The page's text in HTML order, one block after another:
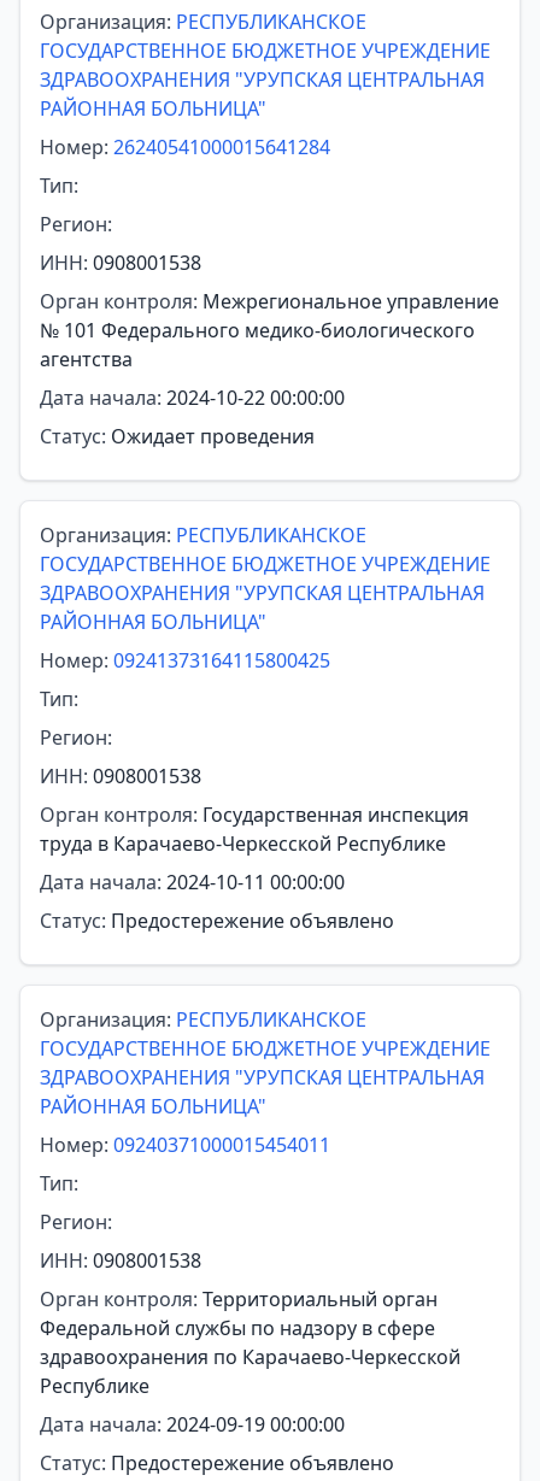
Организация: РЕСПУБЛИКАНСКОЕ
ГОСУДАРСТВЕННОЕ БЮДЖЕТНОЕ УЧРЕЖДЕНИЕ
ЗДРАВООХРАНЕНИЯ "УРУПСКАЯ ЦЕНТРАЛЬНАЯ
РАЙОННАЯ БОЛЬНИЦА"
Номер: 26240541000015641284
Тип:
Регион:
ИНН: 0908001538
Орган контроля: Межрегиональное управление
№ 101 Федерального медико-биологического
агентства
Дата начала: 2024-10-22 00:00:00
Статус: Ожидает проведения
Организация: РЕСПУБЛИКАНСКОЕ
ГОСУДАРСТВЕННОЕ БЮДЖЕТНОЕ УЧРЕЖДЕНИЕ
ЗДРАВООХРАНЕНИЯ "УРУПСКАЯ ЦЕНТРАЛЬНАЯ
РАЙОННАЯ БОЛЬНИЦА"
Номер: 09241373164115800425
Тип:
Регион:
ИНН: 0908001538
Орган контроля: Государственная инспекция
труда в Карачаево-Черкесской Республике
Дата начала: 2024-10-11 00:00:00
Статус: Предостережение объявлено
Организация: РЕСПУБЛИКАНСКОЕ
ГОСУДАРСТВЕННОЕ БЮДЖЕТНОЕ УЧРЕЖДЕНИЕ
ЗДРАВООХРАНЕНИЯ "УРУПСКАЯ ЦЕНТРАЛЬНАЯ
РАЙОННАЯ БОЛЬНИЦА"
Номер: 09240371000015454011
Тип:
Регион:
ИНН: 0908001538
Орган контроля: Территориальный орган
Федеральной службы по надзору в сфере
здравоохранения по Карачаево-Черкесской
Республике
Дата начала: 2024-09-19 00:00:00
Статус: Предостережение объявлено